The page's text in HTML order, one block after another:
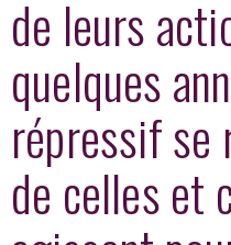
de leurs
quelques
répressif se
de celles et